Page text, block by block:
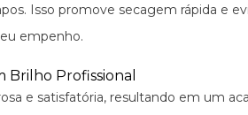
Isso promove secagem rápida e
empenho.
Profissional
e satisfatória, resultando em um